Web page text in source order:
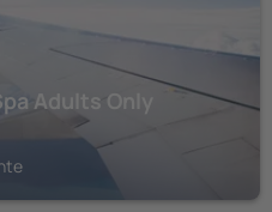
Adults Only